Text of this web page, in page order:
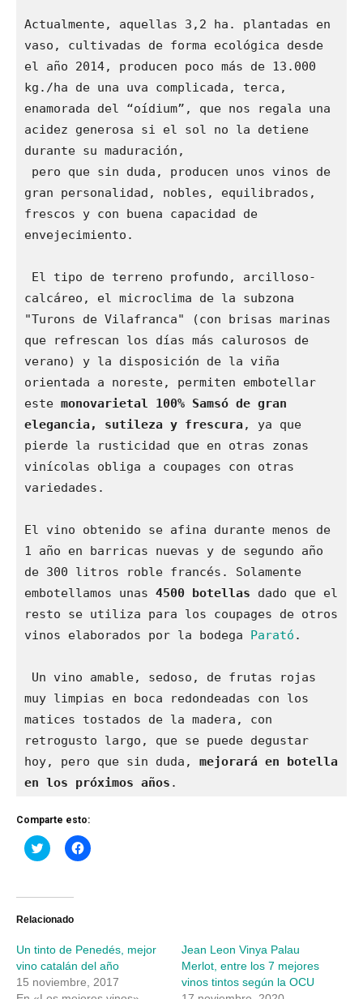
Actualmente, aquellas 3,2 ha. plantadas en
vaso, cultivadas de forma ecológica desde
el año 2014, producen poco más de 13.000
kg./ha de una uva complicada, terca,
enamorada del “oídium”, que nos regala una
acidez generosa si el sol no la detiene
durante su maduración,
gran personalidad, nobles, equilibrados,
frescos y con buena capacidad de
envejecimiento.
calcáreo, el microclima de la subzona
"Turons de Vilafranca" (con brisas marinas
que refrescan los días más calurosos de
verano) y la disposición de la viña
orientada a noreste, permiten embotellar
este monovarietal 100% Samsó de gran
elegancia, sutileza y frescura, ya que
pierde la rusticidad que en otras zonas
vinícolas obliga a coupages con otras
variedades.
El vino obtenido se afina durante menos de
1 año en barricas nuevas y de segundo año
de 300 litros roble francés. Solamente
embotellamos unas 4500 botellas dado que el
resto se utiliza para los coupages de otros
vinos elaborados por la bodega Parató .
muy limpias en boca redondeadas con los
matices tostados de la madera, con
retrogusto largo, que se puede degustar
hoy, pero que sin duda, mejorará en botella
en los próximos años .
Comparte esto:
Haz
clic
Twitter
abre
ventana
nueva)
Haz
clic
ventana
nueva)
Relacionado
Un tinto de Penedés, mejor
vino catalán del año
15 noviembre, 2017
Jean Leon Vinya Palau
Merlot, entre los 7 mejores
vinos tintos según la OCU